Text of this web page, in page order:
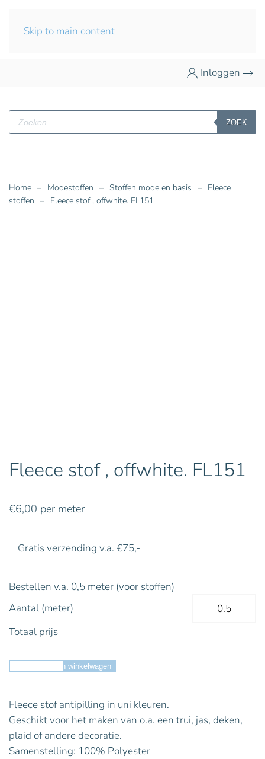
Skip to main content
Inloggen
Producten
zoeken
ZOEK
Home Modestoffen Stoffen mode en basis
Fleece
stoffen
Fleece stof , offwhite. FL151
Fleece stof , offwhite. FL151
€6,00 per meter
Gratis verzending v.a. €75,-
Bestellen v.a. 0,5 meter (voor stoffen)
Aantal (meter)
Totaal prijs
Toevoegen aan winkelwagen
Fleece stof antipilling in uni kleuren.
Geschikt voor het maken van o.a. een trui, jas, deken,
plaid of andere decoratie.
Samenstelling: 100% Polyester